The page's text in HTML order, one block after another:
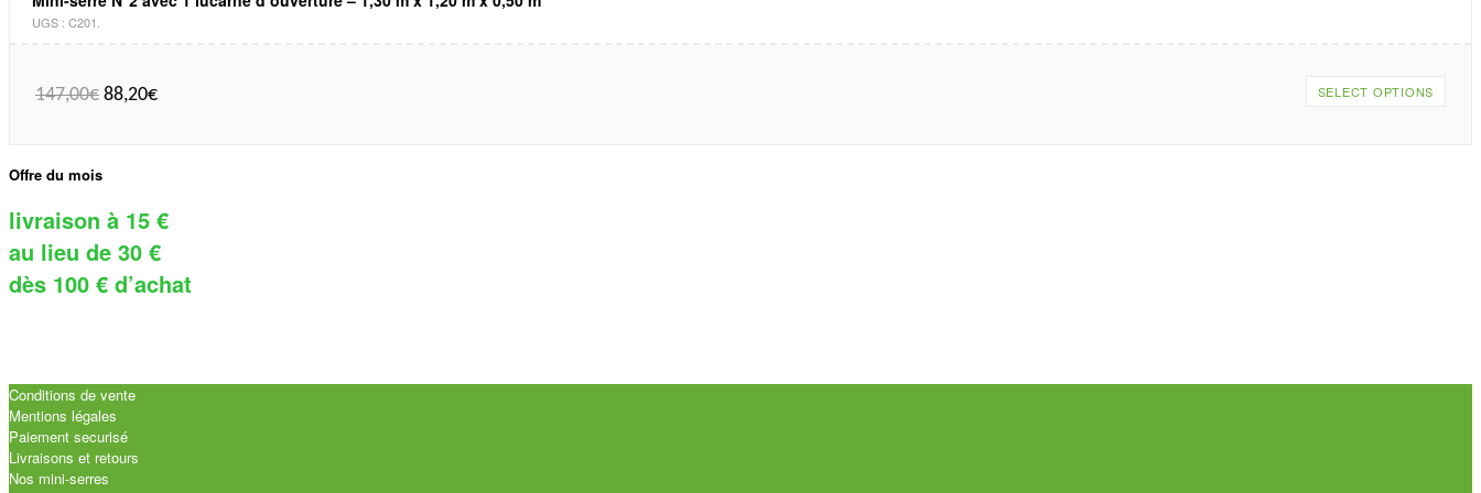
UGS : C201
147,00€ 88,20€ SELECT OPTIONS
Offre du mois
livraison à 15 €
au lieu de 30 €
dès 100 € d’achat
Conditions de vente
Mentions légales
Paiement securisé
Livraisons et retours
Nos mini-serres